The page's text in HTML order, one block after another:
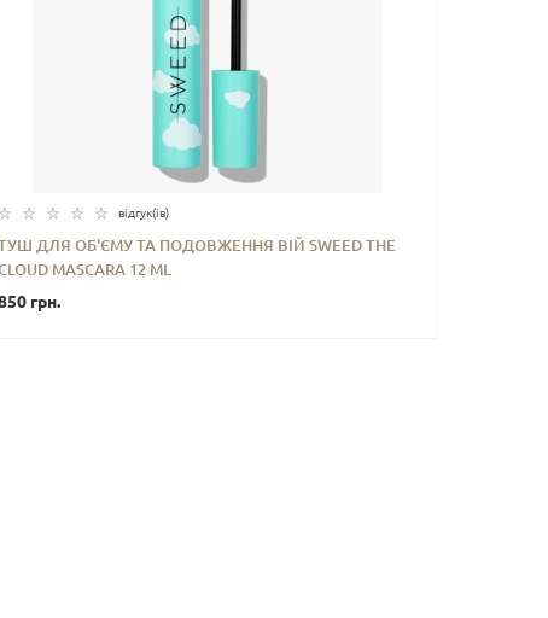
відгук(iв)
ДЛЯ ОБ'ЄМУ ТА ПОДОВЖЕННЯ ВІЙ SWEED THE
MASCARA 12 ML
грн.